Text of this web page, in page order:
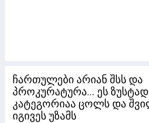
ჩართულები არიან შსს და
პროკურატურა... ეს ზუსტად
კატეგორიაა ცოლს და
იგივეს უზამს